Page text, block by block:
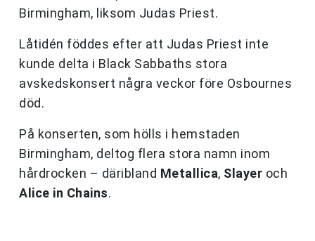
Birmingham, liksom Judas Priest.
Låtidén föddes efter att Judas Priest inte
kunde delta i Black Sabbaths stora
avskedskonsert några veckor före Osbournes
död.
På konserten, som hölls i hemstaden
Birmingham, deltog flera stora namn inom
hårdrocken – däribland Metallica, Slayer och
Alice in Chains.